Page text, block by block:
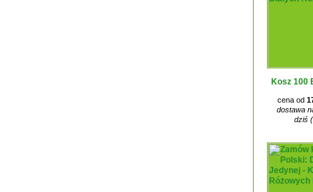
Kosz 100
cena od
dostawa
dziś